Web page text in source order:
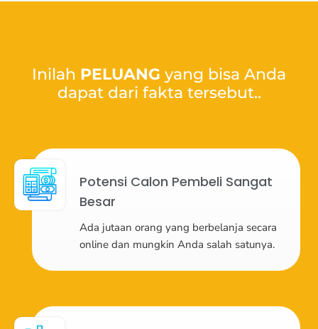
Inilah PELUANG yang bisa Anda
dapat dari fakta tersebut..
Potensi Calon Pembeli Sangat
Besar
Ada jutaan orang yang berbelanja secara
online dan mungkin Anda salah satunya.